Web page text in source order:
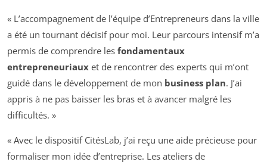
« L’accompagnement de l’équipe d’Entrepreneurs dans la ville
a été un tournant décisif pour moi. Leur parcours intensif m’a
permis de comprendre les fondamentaux
entrepreneuriaux et de rencontrer des experts qui m’ont
guidé dans le développement de mon business plan. J’ai
appris à ne pas baisser les bras et à avancer malgré les
difficultés. »
« Avec le dispositif CitésLab, j’ai reçu une aide précieuse pour
formaliser mon idée d’entreprise. Les ateliers de